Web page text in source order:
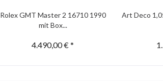
Rolex GMT Master 2 16710 1990
mit Box...
4.490,00 € *
Art Deco